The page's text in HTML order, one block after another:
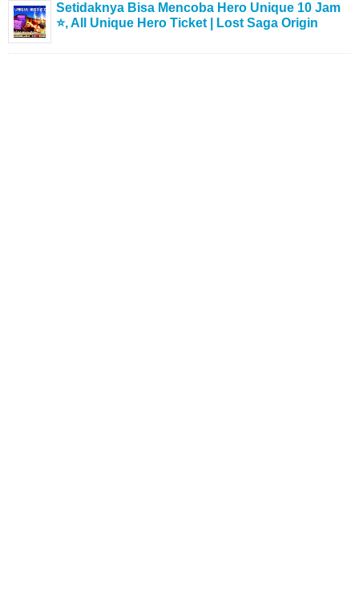
Setidaknya Bisa Mencoba Hero Unique 10 Jam
⭐, All Unique Hero Ticket | Lost Saga Origin